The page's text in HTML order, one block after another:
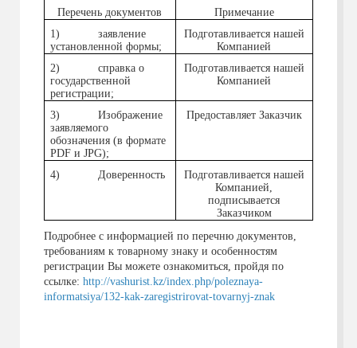
Перечень документов
Примечание
1) заявление
установленной формы;
Подготавливается нашей
Компанией
2) справка о
государственной
регистрации;
Подготавливается нашей
Компанией
3) Изображение
заявляемого
обозначения (в формате
PDFи JPG);
Предоставляет Заказчик
4) Доверенность
Подготавливается нашей
Компанией,
подписывается
Заказчиком
Подробнее с информацией по перечню документов,
требованиям к товарному знаку и особенностям
регистрации Вы можете ознакомиться, пройдя по
ссылке: http://vashurist.kz/index.php/poleznaya-
informatsiya/132-kak-zaregistrirovat-tovarnyj-znak